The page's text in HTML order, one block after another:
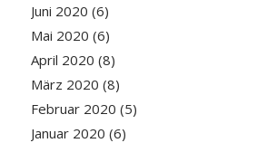
Juni 2020 (6)
Mai 2020 (6)
April 2020 (8)
März 2020 (8)
Februar 2020 (5)
Januar 2020 (6)